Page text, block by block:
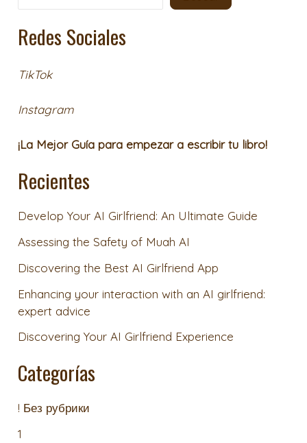
Redes Sociales
TikTok
Instagram
¡La Mejor Guía para empezar a escribir tu libro!
Recientes
Develop Your AI Girlfriend: An Ultimate Guide
Assessing the Safety of Muah AI
Discovering the Best AI Girlfriend App
Enhancing your interaction with an AI girlfriend:
expert advice
Discovering Your AI Girlfriend Experience
Categorías
! Без рубрики
1